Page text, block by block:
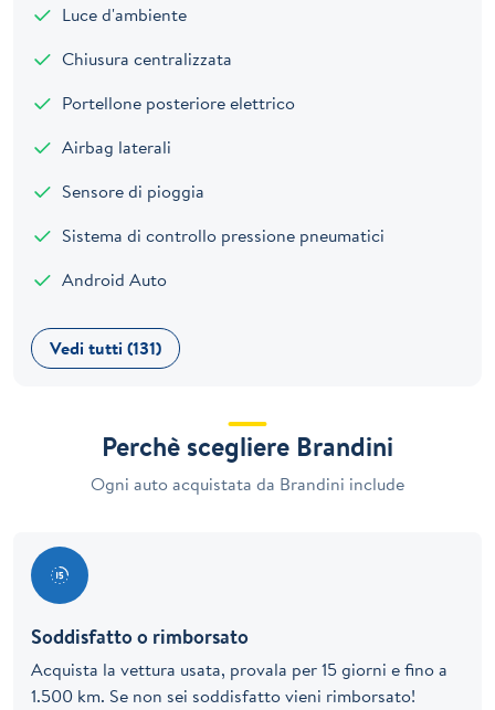
Luce d'ambiente
Chiusura centralizzata
Portellone posteriore elettrico
Airbag laterali
Sensore di pioggia
Sistema di controllo pressione pneumatici
Android Auto
Vedi tutti (131)
Perchè scegliere Brandini
Ogni auto acquistata da Brandini include
Soddisfatto o rimborsato
Acquista la vettura usata, provala per 15 giorni e fino a
1.500 km. Se non sei soddisfatto vieni rimborsato!